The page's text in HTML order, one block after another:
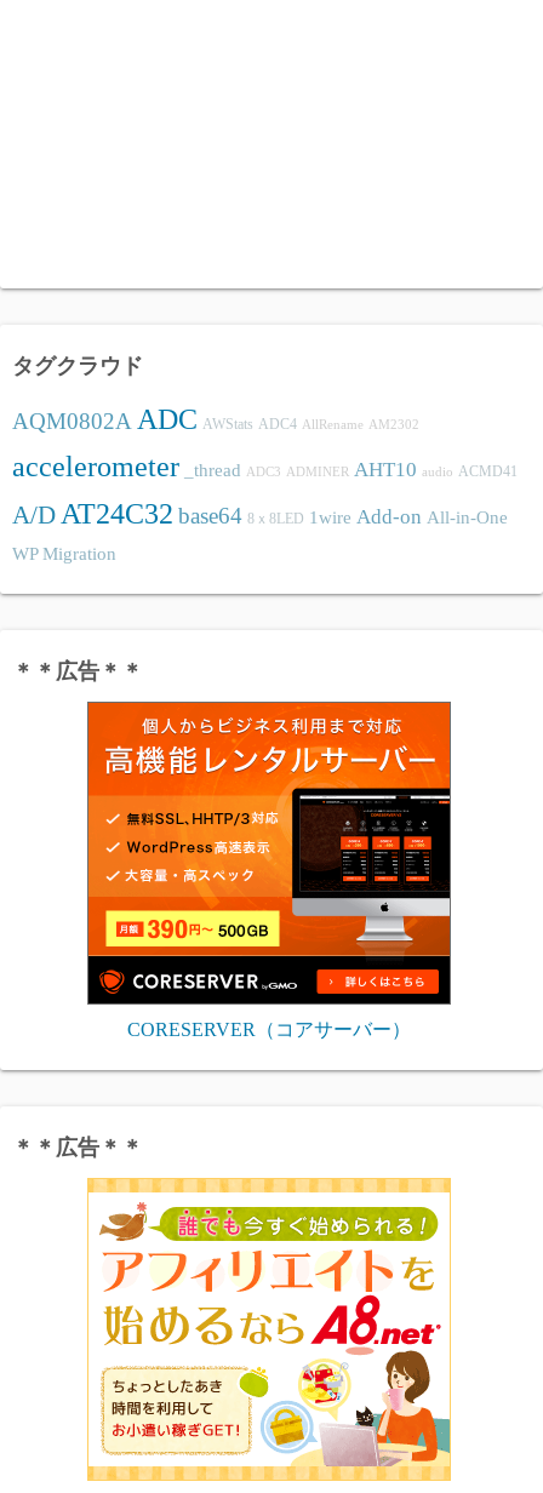
タグクラウド
AQM0802AADC AWStats ADC4 AllRename AM2302
accelerometer _thread ADC3 ADMINER AHT10 audio ACMD41
A/DAT24C32 base64 8ｘ8LED 1wire Add-on All-in-One
WP Migration
＊＊広告＊＊
CORESERVER（コアサーバー）
＊＊広告＊＊